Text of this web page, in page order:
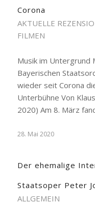
Corona
AKTUELLE
FILMEN
Musik im Untergrund
Bayerischen
wieder seit Corona
Unterbühne Von
2020) Am 8. März
28. Mai 2020
Der ehemalige
Staatsoper Peter
ALLGEMEIN